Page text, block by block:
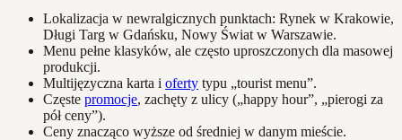
Lokalizacja w newralgicznych punktach: Rynek w Krakowie,
Długi Targ w Gdańsku, Nowy Świat w Warszawie.
Menu pełne klasyków, ale często uproszczonych dla masowej
produkcji.
Multijęzyczna karta i oferty typu „tourist menu”.
Częste promocje, zachęty z ulicy („happy hour”, „pierogi za
pół ceny”).
Ceny znacząco wyższe od średniej w danym mieście.